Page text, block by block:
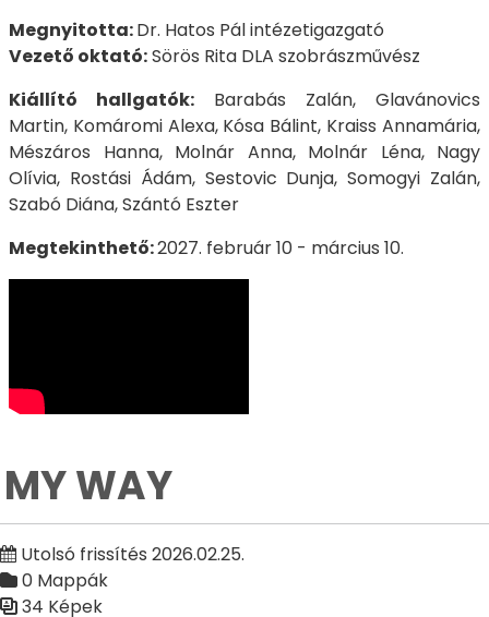
Megnyitotta:Dr. Hatos Pál intézetigazgató
Vezető oktató:Sörös Rita DLA szobrászművész
Kiállító hallgatók: Barabás Zalán, Glavánovics
Martin, Komáromi Alexa, Kósa Bálint, Kraiss Annamária,
Mészáros Hanna, Molnár Anna, Molnár Léna, Nagy
Olívia, Rostási Ádám, Sestovic Dunja, Somogyi Zalán,
Szabó Diána, Szántó Eszter
Megtekinthető:2027. február 10 - március 10.
MY WAY
Utolsó frissítés 2026.02.25.
0 Mappák
34 Képek